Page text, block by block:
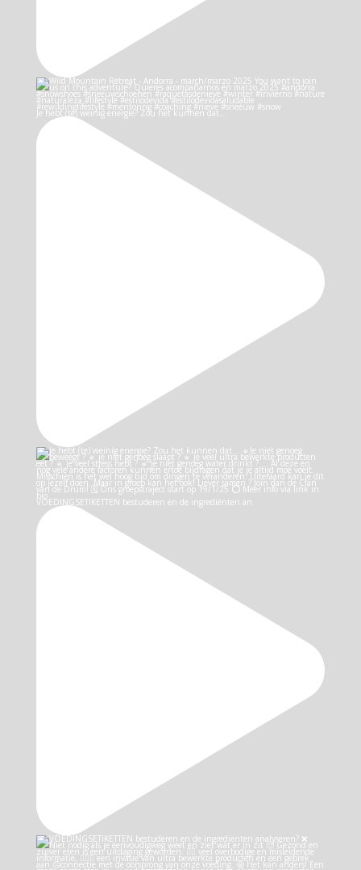
Je hebt (te) weinig energie? Zou het kunnen dat…
VOEDINGSETIKETTEN bestuderen en de ingrediënten an